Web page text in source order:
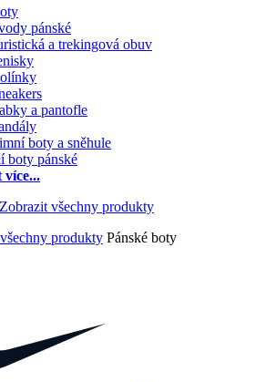
pánské
a trekingová obuv
a pantofle
boty a sněhule
boty pánské
více...
produkty Pánské boty